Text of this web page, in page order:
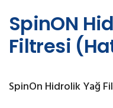
SpinON
Filtresi
SpinOn Hidrolik Yağ